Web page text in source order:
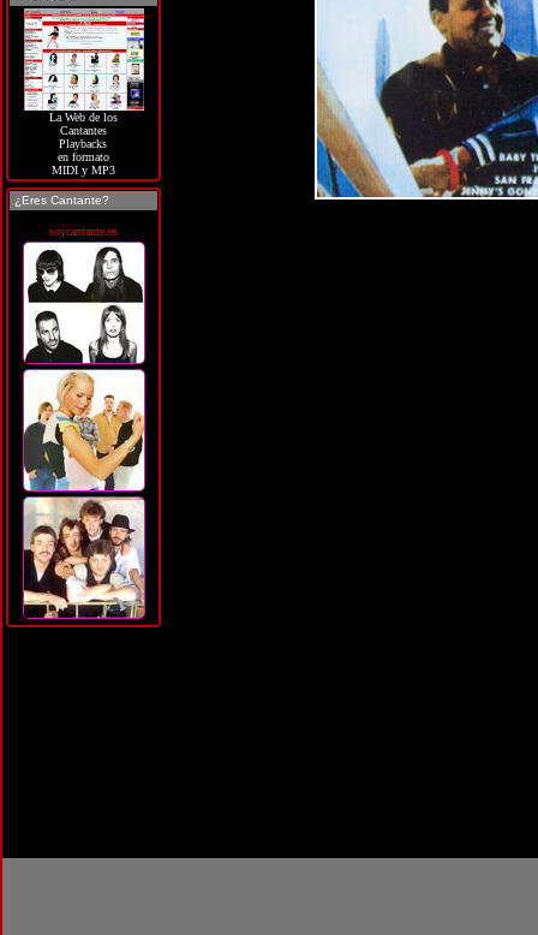
La Web de los
Cantantes
Playbacks
en formato
MIDI y MP3
¿Eres Cantante?
soycantante.es